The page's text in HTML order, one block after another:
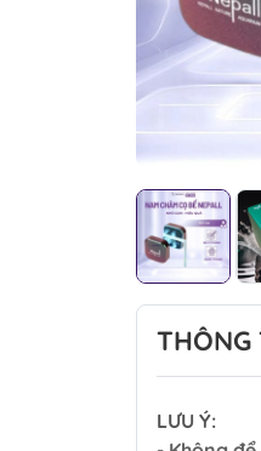
THÔNG
LƯU Ý: